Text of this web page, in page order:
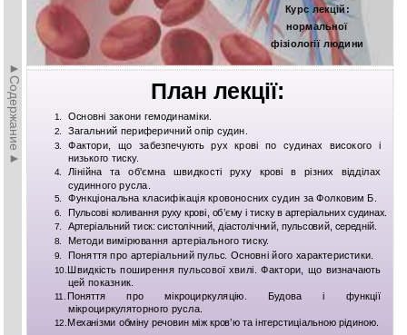
►Содержание►
Курс лекцій:
нормальної
фізіології людини
План лекції:
1. Основні закони гемодинаміки.
2. Загальний периферичний опір судин.
3. Фактори, що забезпечують рух крові по судинах високого і
низького тиску.
4.
Лінійна та об'ємна швидкості руху крові в різних відділах
судинного русла.
5. Функціональна класифікація кровоносних судин за Фолковим Б.
6. Пульсові коливання руху крові, об’єму і тиску в артеріальних судинах.
7. Артеріальний тиск: систолічний, діастолічний, пульсовий, середній.
8. Методи вимірювання артеріального тиску.
9. Поняття про артеріальний пульс. Основні його характеристики.
10. Швидкість поширення пульсової хвилі. Фактори, що визначають
цей показник.
11. Поняття про мікроциркуляцію. Будова і функції
мікроциркуляторного русла.
12. Механізми обміну речовин між кров’ю та інтерстиціальною рідиною.